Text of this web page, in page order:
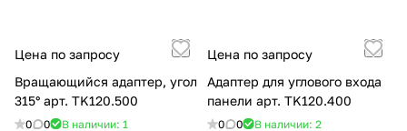
Цена по запросу
Вращающийся адаптер, угол
315° арт. TK120.500
0 0
В наличии: 1
Цена по запросу
Адаптер для углового входа
панели арт. TK120.400
0 0
В наличии: 2